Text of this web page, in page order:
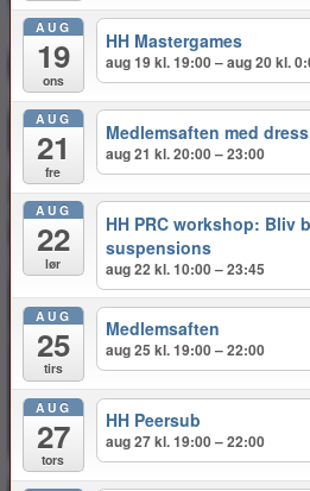
AUG
19
ons
HH Mastergames
aug 19 kl. 19:00 – aug 20 kl.
AUG
21
fre
Medlemsaften med
aug 21 kl. 20:00 – 23:00
AUG
22
lør
HH PRC workshop: Bliv
suspensions
aug 22 kl. 10:00 – 23:45
AUG
25
tirs
Medlemsaften
aug 25 kl. 19:00 – 22:00
AUG
27
tors
HH Peersub
aug 27 kl. 19:00 – 22:00